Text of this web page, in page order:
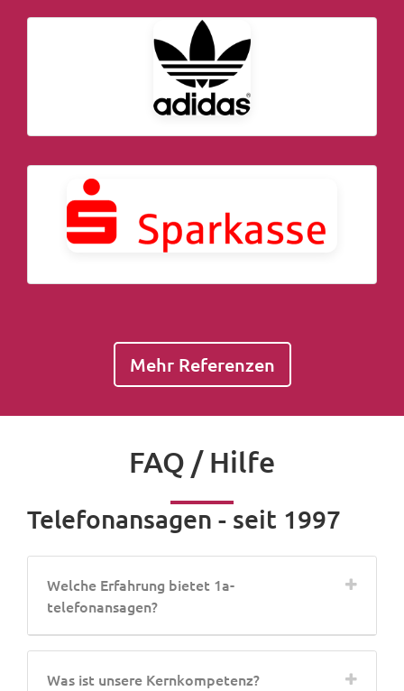
Mehr Referenzen
FAQ / Hilfe
Telefonansagen - seit 1997
Welche Erfahrung bietet 1a-
telefonansagen?
Was ist unsere Kernkompetenz?